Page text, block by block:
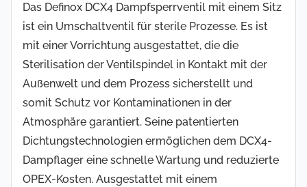
Das Definox DCX4 Dampfsperrventil mit einem Sitz
ist ein Umschaltventil für sterile Prozesse. Es ist
mit einer Vorrichtung ausgestattet, die die
Sterilisation der Ventilspindel in Kontakt mit der
Außenwelt und dem Prozess sicherstellt und
somit Schutz vor Kontaminationen in der
Atmosphäre garantiert. Seine patentierten
Dichtungstechnologien ermöglichen dem DCX4-
Dampflager eine schnelle Wartung und reduzierte
OPEX-Kosten. Ausgestattet mit einem